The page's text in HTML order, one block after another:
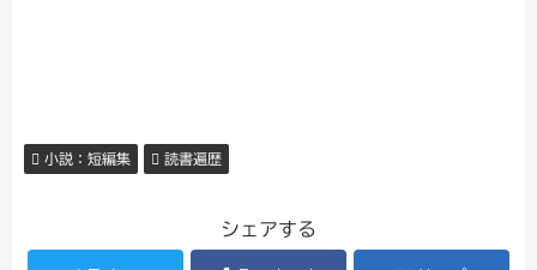
小説：短編集 読書遍歴
シェアする